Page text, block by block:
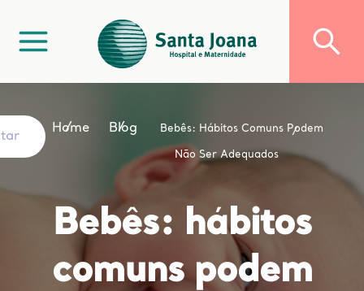
Home Blog Bebês: Hábitos Comuns Podem
Não Ser Adequados
Bebês: hábitos
comuns podem